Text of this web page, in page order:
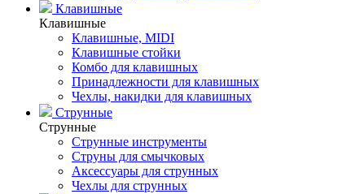
Клавишные
Клавишные
Клавишные, MIDI
Клавишные стойки
Комбо для клавишных
Принадлежности для клавишных
Чехлы, накидки для клавишных
Струнные
Струнные
Струнные инструменты
Струны для смычковых
Аксессуары для струнных
Чехлы для струнных